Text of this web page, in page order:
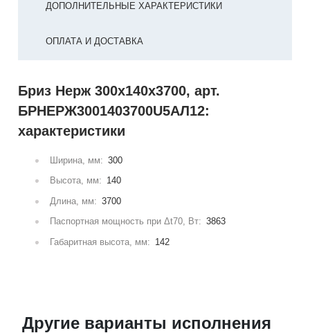
ДОПОЛНИТЕЛЬНЫЕ ХАРАКТЕРИСТИКИ
ОПЛАТА И ДОСТАВКА
Бриз Нерж 300х140х3700, арт.
БРНЕРЖ3001403700U5АЛ12:
характеристики
Ширина, мм: 300
Высота, мм: 140
Длина, мм: 3700
Паспортная мощность при Δt70, Вт: 3863
Габаритная высота, мм: 142
Другие варианты исполнения